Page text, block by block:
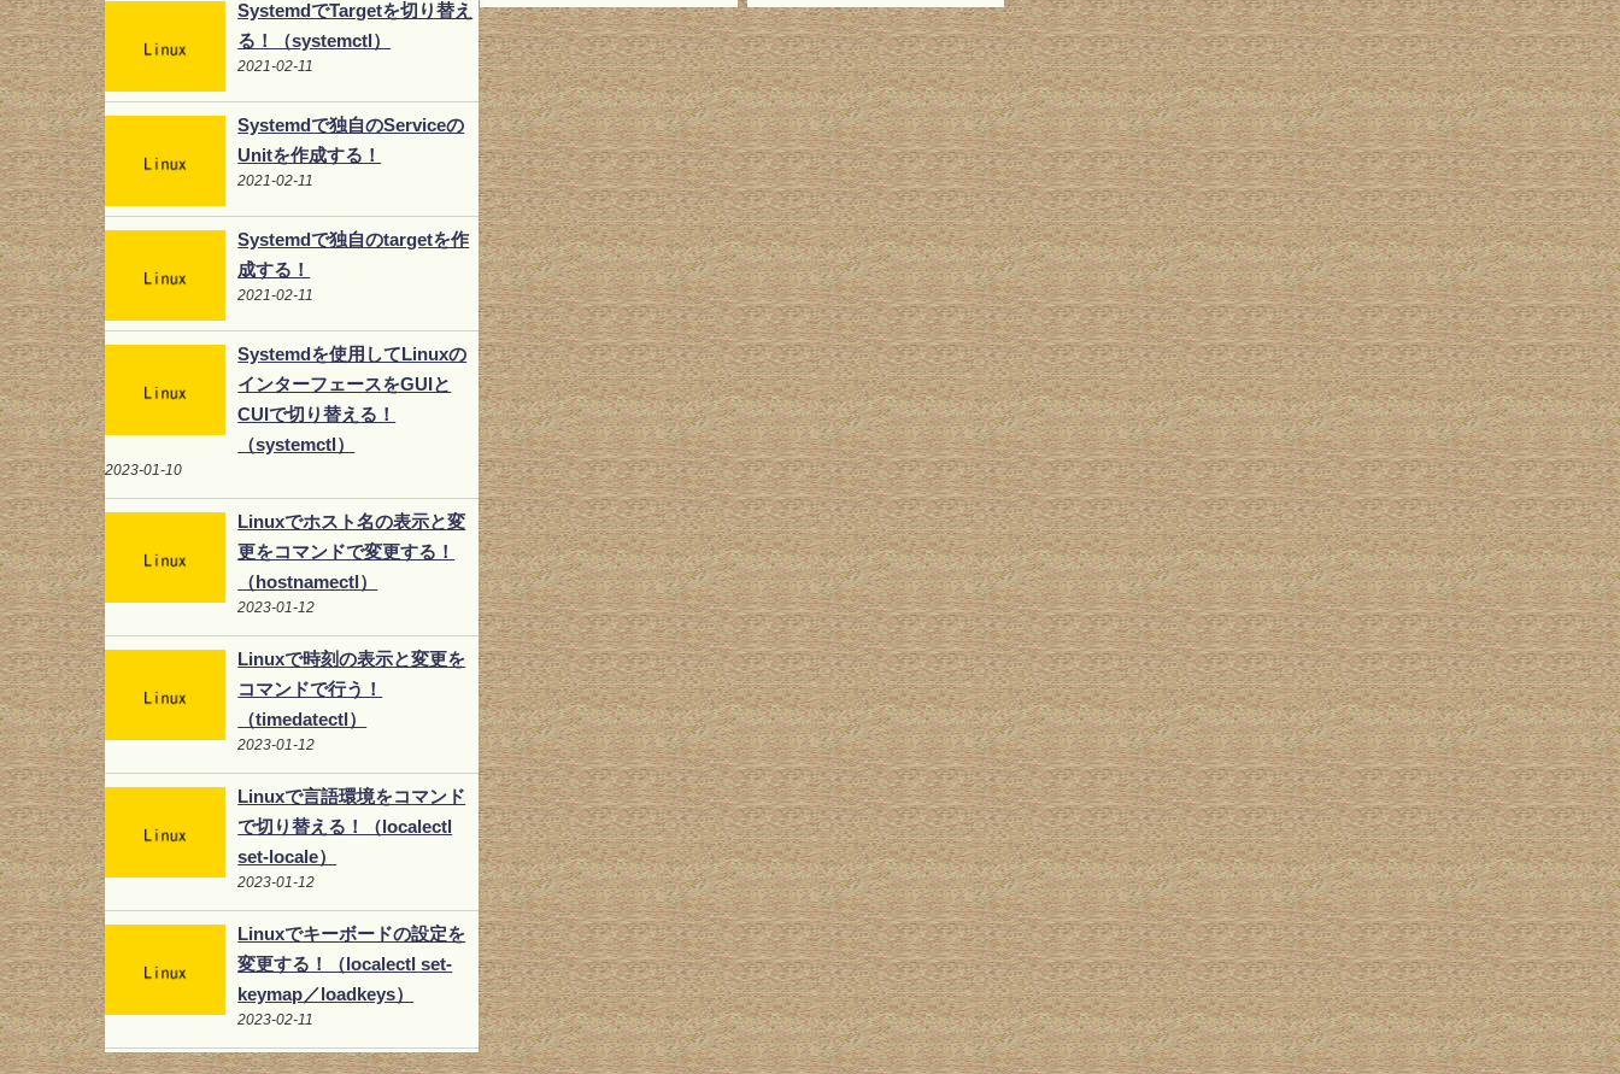
SystemdでTargetを切り替え
る！（systemctl）
2021-02-11
Systemdで独自のServiceの
Unitを作成する！
2021-02-11
Systemdで独自のtargetを作
成する！
2021-02-11
Systemdを使用してLinuxの
インターフェースをGUIと
CUIで切り替える！
（systemctl）
2023-01-10
Linuxでホスト名の表示と変
更をコマンドで変更する！
（hostnamectl）
2023-01-12
Linuxで時刻の表示と変更を
コマンドで行う！
（timedatectl）
2023-01-12
Linuxで言語環境をコマンド
で切り替える！（localectl
set-locale）
2023-01-12
Linuxでキーボードの設定を
変更する！（localectl set-
keymap／loadkeys）
2023-02-11